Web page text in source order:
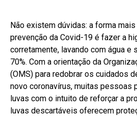
Não existem dúvidas: a forma
prevenção da Covid-19 é fazer a
corretamente, lavando com água e
70%. Com a orientação da
(OMS) para redobrar os cuidados
novo coronavírus, muitas pessoas
luvas com o intuito de reforçar a
luvas descartáveis oferecem